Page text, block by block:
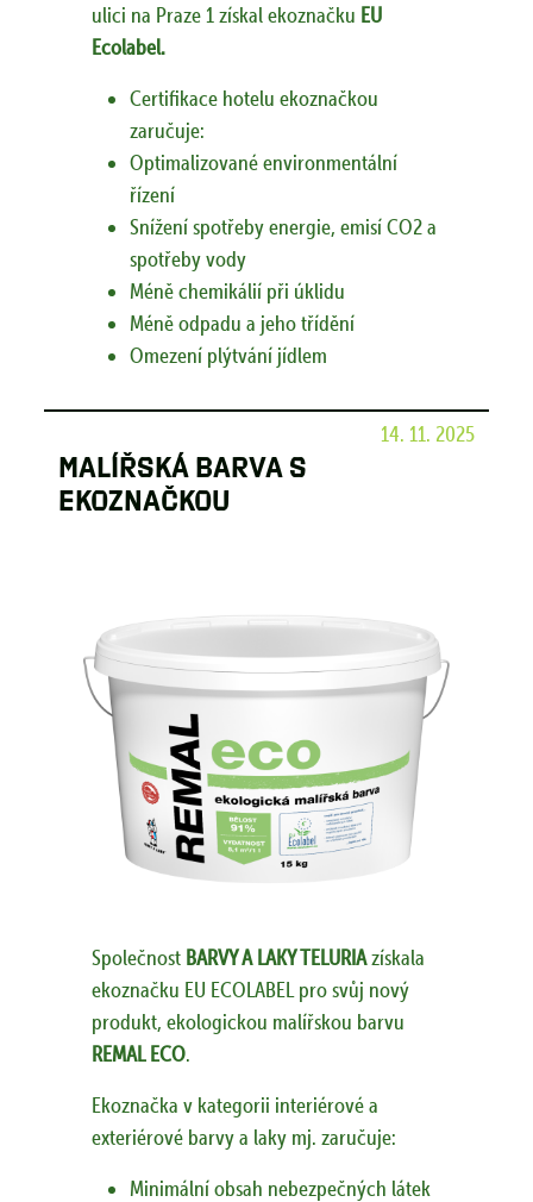
ulici na Praze 1 získal ekoznačku EU
Ecolabel.
Certifikace hotelu ekoznačkou
zaručuje:
Optimalizované environmentální
řízení
Snížení spotřeby energie, emisí CO2 a
spotřeby vody
Méně chemikálií při úklidu
Méně odpadu a jeho třídění
Omezení plýtvání jídlem
14. 11. 2025
Malířská barva s
ekoznačkou
Společnost BARVY A LAKY TELURIAzískala
ekoznačku EU ECOLABEL pro svůj nový
produkt, ekologickou malířskou barvu
REMAL ECO.
Ekoznačka v kategorii interiérové a
exteriérové barvy a laky mj. zaručuje:
Minimální obsah nebezpečných látek